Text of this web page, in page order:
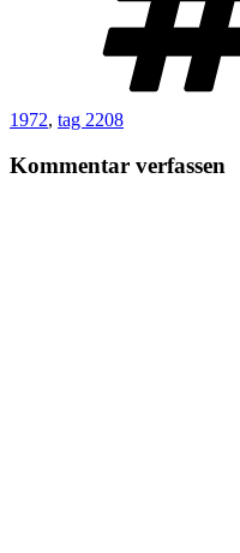
1972, tag 2208
Kommentar verfassen